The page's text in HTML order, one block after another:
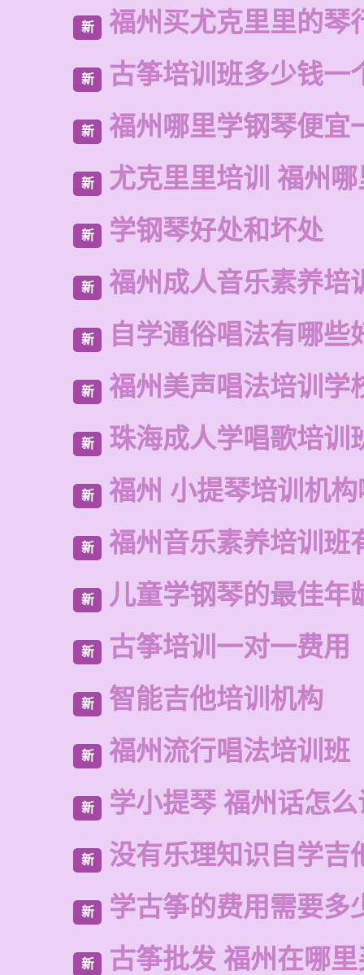
新 福州买尤克里里的琴
新 古筝培训班多少钱一
新 福州哪里学钢琴便宜
新 尤克里里培训 福州
新 学钢琴好处和坏处
新 福州成人音乐素养培
新 自学通俗唱法有哪些
新 福州美声唱法培训学
新 珠海成人学唱歌培训
新 福州 小提琴培训机
新 福州音乐素养培训班
新 儿童学钢琴的最佳年
新 古筝培训一对一费用
新 智能吉他培训机构
新 福州流行唱法培训班
新 学小提琴 福州话怎
新 没有乐理知识自学吉
新 学古筝的费用需要多
新 古筝批发 福州在哪